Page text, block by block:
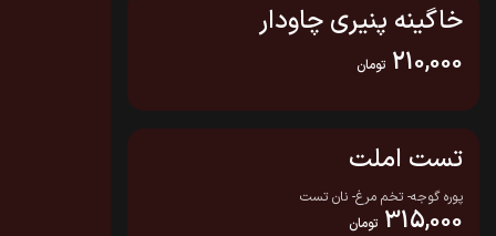
خاگینه پنیری چاودار
210,000 تومان
تست املت
پوره گوجه- تخم مرغ- نان تست
315,000 تومان